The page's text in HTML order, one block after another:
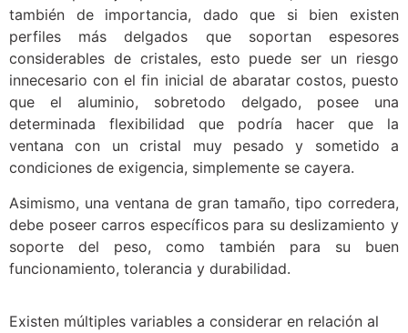
también de importancia, dado que si bien existen
perfiles más delgados que soportan espesores
considerables de cristales, esto puede ser un riesgo
innecesario con el fin inicial de abaratar costos, puesto
que el aluminio, sobretodo delgado, posee una
determinada flexibilidad que podría hacer que la
ventana con un cristal muy pesado y sometido a
condiciones de exigencia, simplemente se cayera.
Asimismo, una ventana de gran tamaño, tipo corredera,
debe poseer carros específicos para su deslizamiento y
soporte del peso, como también para su buen
funcionamiento, tolerancia y durabilidad.
Existen múltiples variables a considerar en relación al